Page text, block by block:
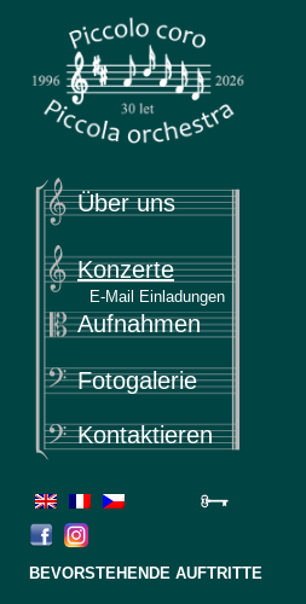
Piccola
Piccolo coro & Piccola orchestra
Über uns
Konzerte
E-Mail Einladungen
Aufnahmen
Fotogalerie
Kontaktieren
BEVORSTEHENDE AUFTRITTE